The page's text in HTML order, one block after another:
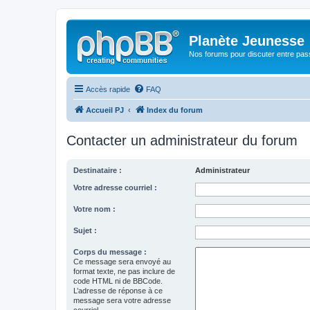
Planète Jeunesse
Nos forums pour discuter entre
Accès rapide FAQ
Accueil PJ Index du forum
Contacter un administrateur du forum
Destinataire : Administrateur
Votre adresse courriel :
Votre nom :
Sujet :
Corps du message :
Ce message sera envoyé au
format texte, ne pas inclure de
code HTML ni de BBCode.
L’adresse de réponse à ce
message sera votre adresse